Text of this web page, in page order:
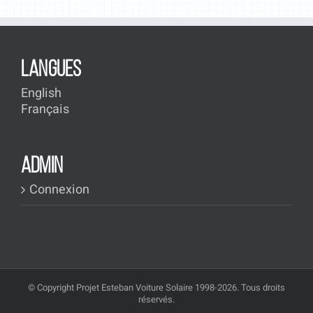
LANGUES
English
Français
ADMIN
Connexion
© Copyright Projet Esteban Voiture Solaire 1998-2026. Tous droits
réservés.